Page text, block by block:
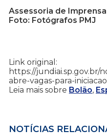
Assessoria de Imprensa
Foto: Fotógrafos PMJ
Link original:
https://jundiai.sp.gov.br/
abre-vagas-para-
Leia mais sobre Bolão,
NOTÍCIAS